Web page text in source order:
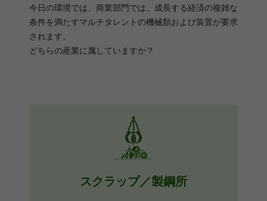
今日の環境では、商業部門では、成長する経済の複雑な
条件を満たすマルチタレントの機械類および装置が要求
されます。
どちらの産業に属していますか？
スクラップ／製鋼所